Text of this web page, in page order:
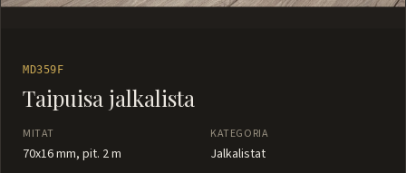
MD359F
Taipuisa jalkalista
MITAT
70x16 mm, pit. 2 m
KATEGORIA
Jalkalistat